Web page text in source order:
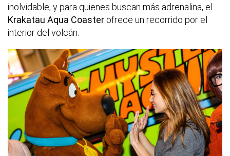
inolvidable, y para quienes buscan más adrenalina, el
Krakatau Aqua Coaster ofrece un recorrido por el
interior del volcán.